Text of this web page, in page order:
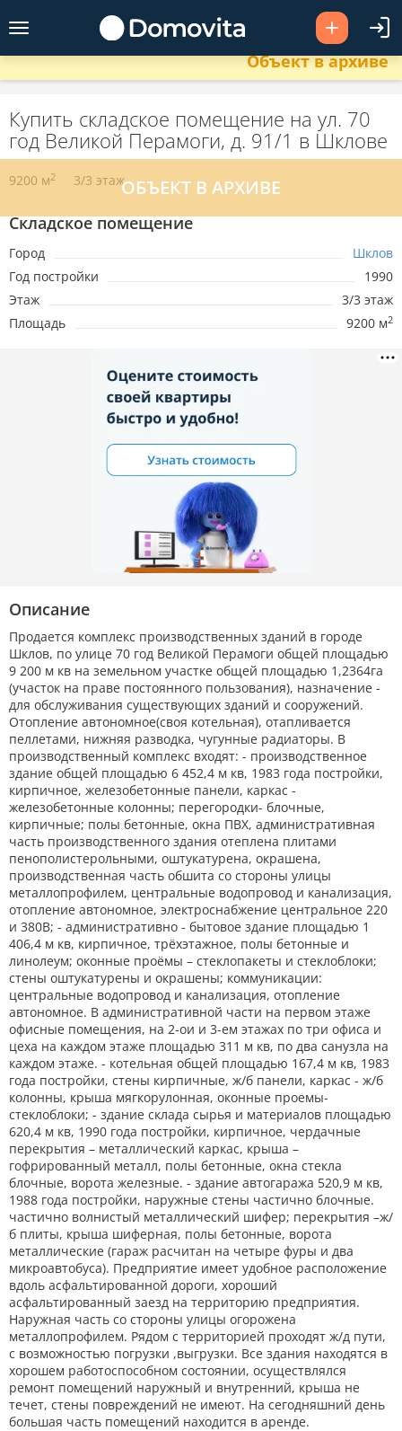
Объект в архиве
Купить складское помещение на ул. 70
год Великой Перамоги, д. 91/1 в Шклове
9200 м2 3/3 этаж
Складское помещение
Город
Шклов
Год постройки
1990
Этаж
3/3 этаж
Площадь
9200 м2
Описание
Продается комплекс производственных зданий в городе
Шклов, по улице 70 год Великой Перамоги общей площадью
9 200 м кв на земельном участке общей площадью 1,2364га
(участок на праве постоянного пользования), назначение -
для обслуживания существующих зданий и сооружений.
Отопление автономное(своя котельная), отапливается
пеллетами, нижняя разводка, чугунные радиаторы. В
производственный комплекс входят: - производственное
здание общей площадью 6 452,4 м кв, 1983 года постройки,
кирпичное, железобетонные панели, каркас -
железобетонные колонны; перегородки- блочные,
кирпичные; полы бетонные, окна ПВХ, административная
часть производственного здания отеплена плитами
пенополистерольными, оштукатурена, окрашена,
производственная часть обшита со стороны улицы
металлопрофилем, центральные водопровод и канализация,
отопление автономное, электроснабжение центральное 220
и 380В; - административно - бытовое здание площадью 1
406,4 м кв, кирпичное, трёхэтажное, полы бетонные и
линолеум; оконные проёмы – стеклопакеты и стеклоблоки;
стены оштукатурены и окрашены; коммуникации:
центральные водопровод и канализация, отопление
автономное. В административной части на первом этаже
офисные помещения, на 2-ои и 3-ем этажах по три офиса и
цеха на каждом этаже площадью 311 м кв, по два санузла на
каждом этаже. - котельная общей площадью 167,4 м кв, 1983
года постройки, стены кирпичные, ж/б панели, каркас - ж/б
колонны, крыша мягкорулонная, оконные проемы-
стеклоблоки; - здание склада сырья и материалов площадью
620,4 м кв, 1990 года постройки, кирпичное, чердачные
перекрытия – металлический каркас, крыша –
гофрированный металл, полы бетонные, окна стекла
блочные, ворота железные. - здание автогаража 520,9 м кв,
1988 года постройки, наружные стены частично блочные.
частично волнистый металлический шифер; перекрытия –ж/
б плиты, крыша шиферная, полы бетонные, ворота
металлические (гараж расчитан на четыре фуры и два
микроавтобуса). Предприятие имеет удобное расположение
вдоль асфальтированной дороги, хороший
асфальтированный заезд на территорию предприятия.
Наружная часть со стороны улицы огорожена
металлопрофилем. Рядом с территорией проходят ж/д пути,
с возможностью погрузки ,выгрузки. Все здания находятся в
хорошем работоспособном состоянии, осуществлялся
ремонт помещений наружный и внутренний, крыша не
течет, стены повреждений не имеют. На сегодняшний день
большая часть помещений находится в аренде.